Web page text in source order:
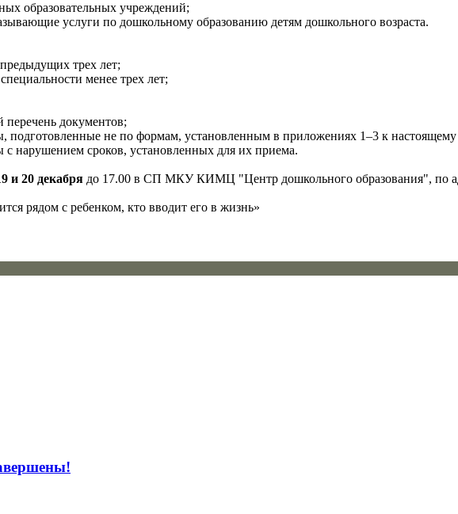
образовательных учреждений;
услуги по дошкольному образованию детям дошкольного возраста.
трех лет;
менее трех лет;
документов;
подготовленные не по формам, установленным в приложениях 1–3 к
нарушением сроков, установленных для их приема.
и 20 декабря до 17.00 в СП МКУ КИМЦ "Центр дошкольного образования", по
рядом с ребенком, кто вводит его в жизнь»